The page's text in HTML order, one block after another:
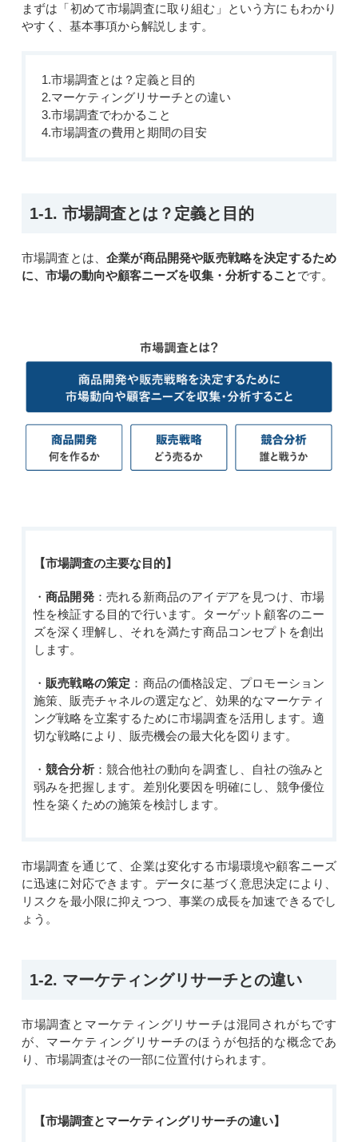
まずは「初めて市場調査に取り組む」という方にもわかり
やすく、基本事項から解説します。
1.市場調査とは？定義と目的
2.マーケティングリサーチとの違い
3.市場調査でわかること
4.市場調査の費用と期間の目安
1-1. 市場調査とは？定義と目的
市場調査とは、企業が商品開発や販売戦略を決定するため
に、市場の動向や顧客ニーズを収集・分析することです。
【市場調査の主要な目的】
・商品開発：売れる新商品のアイデアを見つけ、市場
性を検証する目的で行います。ターゲット顧客のニー
ズを深く理解し、それを満たす商品コンセプトを創出
します。
・ 販売戦略の策定 ：商品の価格設定、プロモーション
施策、販売チャネルの選定など、効果的なマーケティ
ング戦略を立案するために市場調査を活用します。適
切な戦略により、販売機会の最大化を図ります。
・競合分析：競合他社の動向を調査し、自社の強みと
弱みを把握します。差別化要因を明確にし、競争優位
性を築くための施策を検討します。
市場調査を通じて、企業は変化する市場環境や顧客ニーズ
に迅速に対応できます 。データに基づく意思決定により、
リスクを最小限に抑えつつ、事業の成長を加速できるでし
ょう。
1-2. マーケティングリサーチとの違い
市場調査とマーケティングリサーチは混同されがちです
が、マーケティングリサーチのほうが包括的な概念であ
り、市場調査はその一部に位置付けられます。
【市場調査とマーケティングリサーチの違い】